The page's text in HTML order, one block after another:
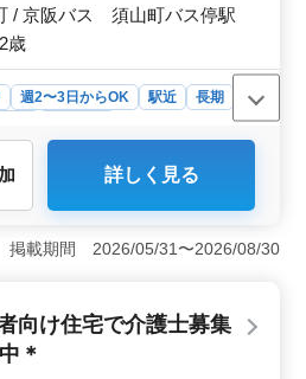
格が活きるお仕事です♪ まずはお気
い合わせください☆彡
/ 京阪バス 須山町バス停駅
歳
週2〜3日からOK 駅近
長期
護福祉士・介護スタッフ
＞ この求人は夜勤業務のない
。デイサービスでの勤務であ
や生活サポートを行います。夜
両立を重視する方に適した職場
歓迎し、安定した雇用環境が整
の介護士募集＞ この求人は
士の募集です。都丘町に位置
詳しく見る
掲載期間 2026/05/31〜2026/08/30
向け住宅で介護士募集
＊